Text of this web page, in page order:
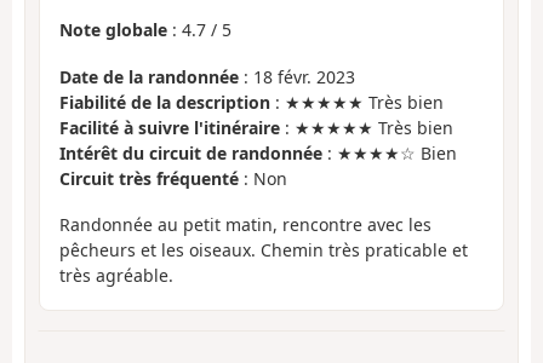
Note globale : 4.7 / 5
Date de la randonnée : 18 févr. 2023
Fiabilité de la description : ★★★★★ Très bien
Facilité à suivre l'itinéraire : ★★★★★ Très bien
Intérêt du circuit de randonnée : ★★★★☆ Bien
Circuit très fréquenté : Non
Randonnée au petit matin, rencontre avec les
pêcheurs et les oiseaux. Chemin très praticable et
très agréable.